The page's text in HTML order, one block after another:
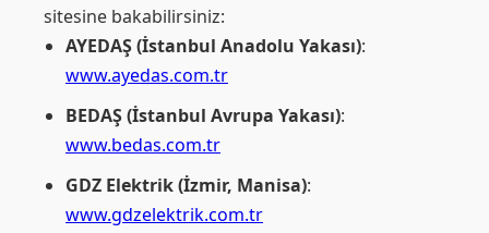
sitesine bakabilirsiniz:
AYEDAŞ (İstanbul Anadolu Yakası):
www.ayedas.com.tr
BEDAŞ (İstanbul Avrupa Yakası):
www.bedas.com.tr
GDZ Elektrik (İzmir, Manisa):
www.gdzelektrik.com.tr